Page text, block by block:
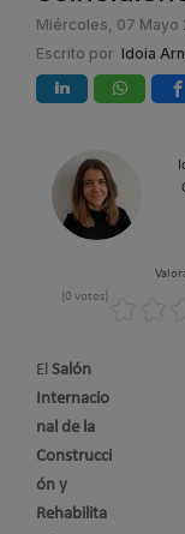
Miércoles, 07 Mayo
Escrito por Idoia
(0 votos)
El Salón
Internacio
nal de la
Construcci
ón y
Rehabilita